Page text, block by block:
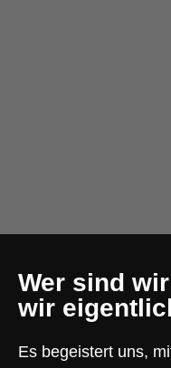
Wer sind
wir
Es begeistert uns,